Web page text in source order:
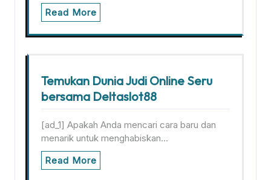
Read More
Temukan Dunia Judi Online Seru
bersama Deltaslot88
[ad_1] Apakah Anda mencari cara baru dan
menarik untuk menghabiskan…
Read More